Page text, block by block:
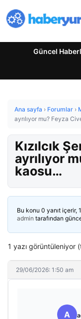
Güncel
Ana sayfa › Forumlar ›
ayrılıyor mu? Feyza
Kızılcık
ayrılıyor
kaosu…
Bu konu 0 yanıt içerir,
admin tarafından
1 yazı görüntüleniyor
29/06/2026: 1:50 am
A